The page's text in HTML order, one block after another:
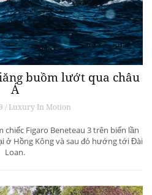
buồm lướt qua châu
Á
/ Luxury In Motion
Figaro Beneteau 3 trên biển lần
ở Hồng Kông và sau đó hướng tới Đài
Loan.